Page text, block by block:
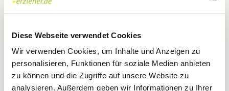
Diese Webseite verwendet Cookies
Wir verwenden Cookies, um Inhalte und Anzeigen zu
personalisieren, Funktionen für soziale Medien anbieten
zu können und die Zugriffe auf unsere Website zu
analysieren. Außerdem geben wir Informationen zu Ihrer
Kulturangebote
Deutschlandticket
Zuschuss zum EGYM Wellpass mit riesen
Fitness- und Wellnessangebot
Noch Fragen?